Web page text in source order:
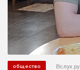
общество Вслух.ру